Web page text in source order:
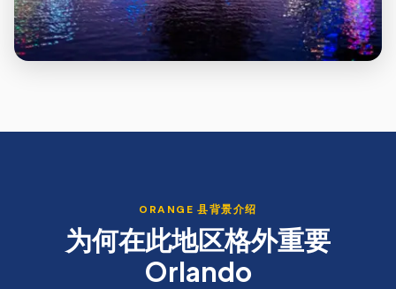
ORANGE 县背景介绍
为何在此地区格外重要
Orlando